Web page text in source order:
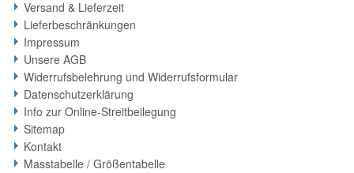
Versand & Lieferzeit
Lieferbeschränkungen
Impressum
Unsere AGB
Widerrufsbelehrung und Widerrufsformular
Datenschutzerklärung
Info zur Online-Streitbeilegung
Sitemap
Kontakt
Masstabelle / Größentabelle